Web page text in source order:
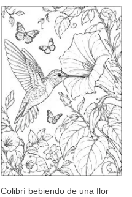
Colibrí bebiendo de una flor